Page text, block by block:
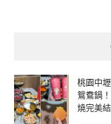
桃園中
鴛鴦鍋
燒完美